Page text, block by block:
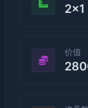
2×1
价值